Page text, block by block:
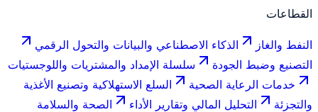
القطاعات
النفط والغاز
الذكاء الاصطناعي والبيانات والتحول الرقمي
التصنيع وضبط الجودة
سلسلة الإمداد والمشتريات واللوجستيات
خدمات الرعاية الصحية
السلع الاستهلاكية وتصنيع الأغذية
والتجزئة
التحليل المالي وتقارير الأداء
الصحة والسلامة